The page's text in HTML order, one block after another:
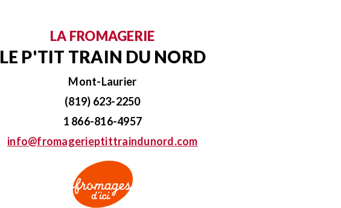
LA FROMAGERIE
LE P'TIT TRAIN DU NORD
Mont-Laurier
(819) 623-2250
1 866-816-4957
info@fromagerieptittraindunord.com